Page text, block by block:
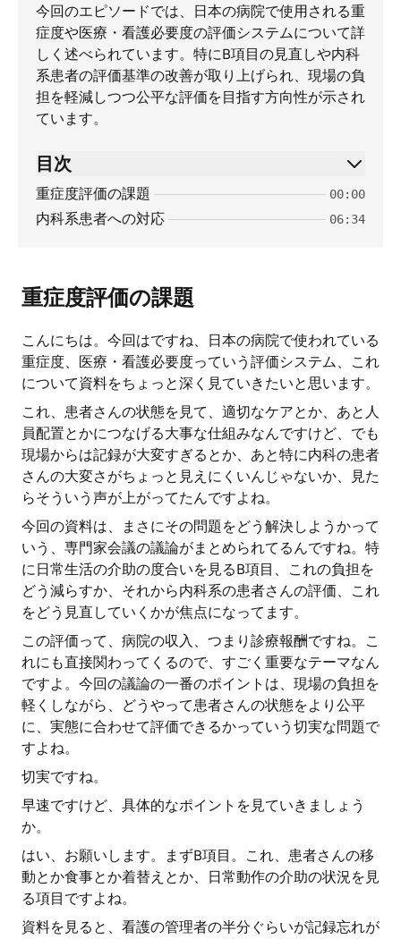
今回のエピソードでは、日本の病院で使用される重
症度や医療・看護必要度の評価システムについて詳
しく述べられています。特にB項目の見直しや内科
系患者の評価基準の改善が取り上げられ、現場の負
担を軽減しつつ公平な評価を目指す方向性が示され
ています。
目次
重症度評価の課題 00:00
内科系患者への対応 06:34
重症度評価の課題
こんにちは。今回はですね、日本の病院で使われている
重症度、医療・看護必要度っていう評価システム、これ
について資料をちょっと深く見ていきたいと思います。
これ、患者さんの状態を見て、適切なケアとか、あと人
員配置とかにつなげる大事な仕組みなんですけど、でも
現場からは記録が大変すぎるとか、あと特に内科の患者
さんの大変さがちょっと見えにくいんじゃないか、見た
らそういう声が上がってたんですよね。
今回の資料は、まさにその問題をどう解決しようかって
いう、専門家会議の議論がまとめられてるんですね。特
に日常生活の介助の度合いを見るB項目、これの負担を
どう減らすか、それから内科系の患者さんの評価、これ
をどう見直していくかが焦点になってます。
この評価って、病院の収入、つまり診療報酬ですね。こ
れにも直接関わってくるので、すごく重要なテーマなん
ですよ。今回の議論の一番のポイントは、現場の負担を
軽くしながら、どうやって患者さんの状態をより公平
に、実態に合わせて評価できるかっていう切実な問題で
すよね。
切実ですね。
早速ですけど、具体的なポイントを見ていきましょう
か。
はい、お願いします。まずB項目。これ、患者さんの移
動とか食事とか着替えとか、日常動作の介助の状況を見
る項目ですよね。
資料を見ると、看護の管理者の半分ぐらいが記録忘れが